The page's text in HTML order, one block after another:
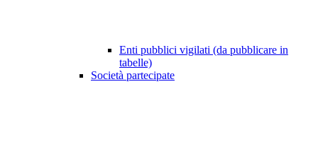
Enti pubblici vigilati (da pubblicare in
tabelle)
Società partecipate